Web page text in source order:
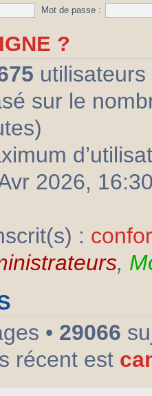
Mot de passe :
?
sur le
2026,
:
,
• 29066
récent est